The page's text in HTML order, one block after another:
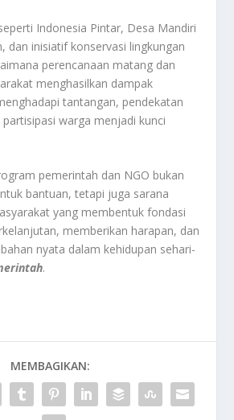
Indonesia Pintar, Desa Mandiri
dan inisiatif konservasi lingkungan
perencanaan matang dan
menghasilkan dampak
tantangan, pendekatan
warga menjadi kunci
pemerintah dan NGO bukan
bantuan, tetapi juga sarana
yang membentuk fondasi
memberikan harapan, dan
nyata dalam kehidupan sehari-
.
MEMBAGIKAN: